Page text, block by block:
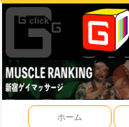
ホーム